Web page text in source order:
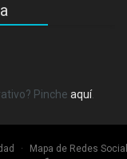
Pinche aquí.
· Mapa de Redes